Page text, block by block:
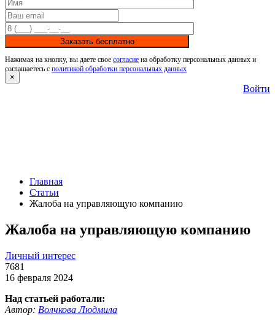
Заказать бесплатно
Нажимая на кнопку, вы даете свое согласие на обработку персональных данных и
соглашаетесь с политикой обработки персональных данных
×
Войти
Главная
Статьи
Жалоба на управляющую компанию
Жалоба на управляющую компанию
Личный интерес
7681
16 февраля 2024
Над статьей работали:
Автор: Волчкова Людмила